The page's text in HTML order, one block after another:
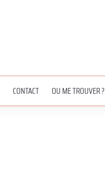
CONTACT OU ME TROUVER ?